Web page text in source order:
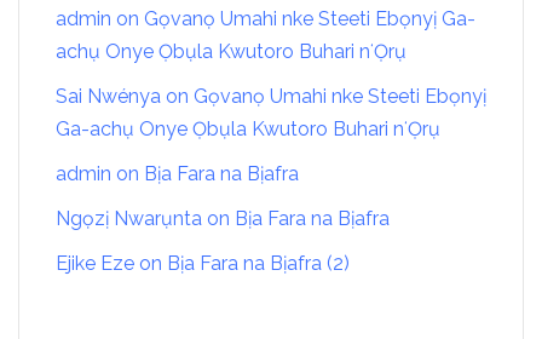
admin on Gọvanọ Umahi nke Steeti Ebọnyị Ga-
achụ Onye Ọbụla Kwutoro Buhari nʻỌrụ
Sai Nwénya on Gọvanọ Umahi nke Steeti Ebọnyị
Ga-achụ Onye Ọbụla Kwutoro Buhari nʻỌrụ
admin on Bịa Fara na Bịafra
Ngọzị Nwarụnta on Bịa Fara na Bịafra
Ejike Eze on Bịa Fara na Bịafra (2)